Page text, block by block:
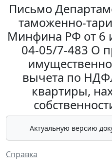
Письмо
таможенно-
Минфина РФ от 6
04-05/7-483 О
вычета по
квартиры,
Актуальную версию
Справка